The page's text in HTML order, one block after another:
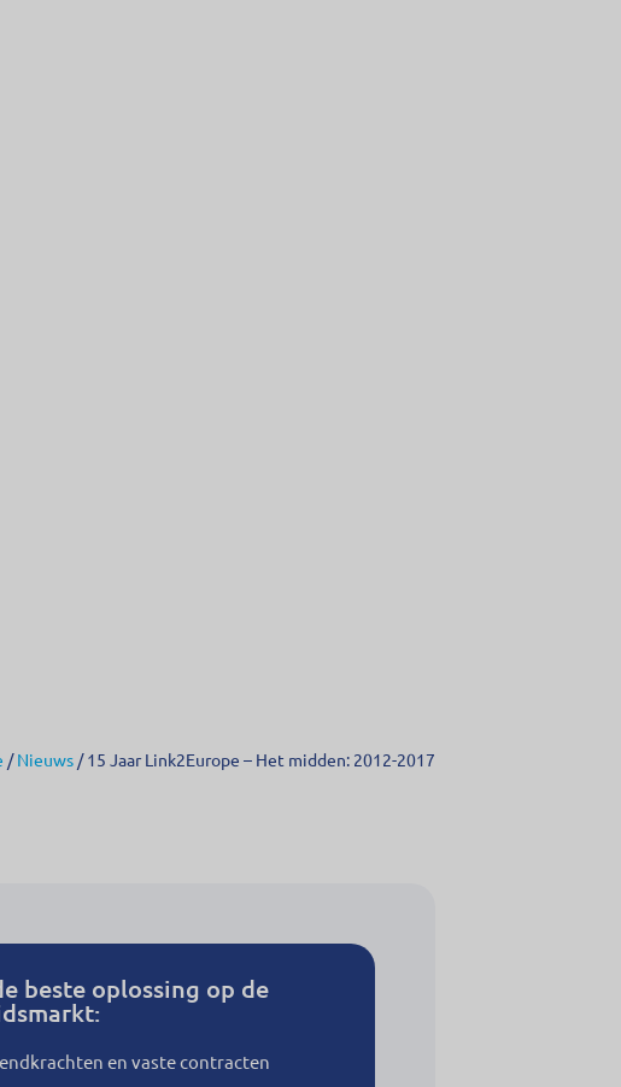
/Nieuws /15 Jaar Link2Europe – Het midden: 2012-2017
beste oplossing op de
en vaste contracten